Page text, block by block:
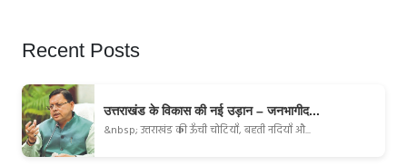
Recent Posts
उत्तराखंड के विकास की नई उड़ान – जनभागीद...
&nbsp; उत्तराखंड की ऊँची चोटियाँ, बहती नदियाँ औ...